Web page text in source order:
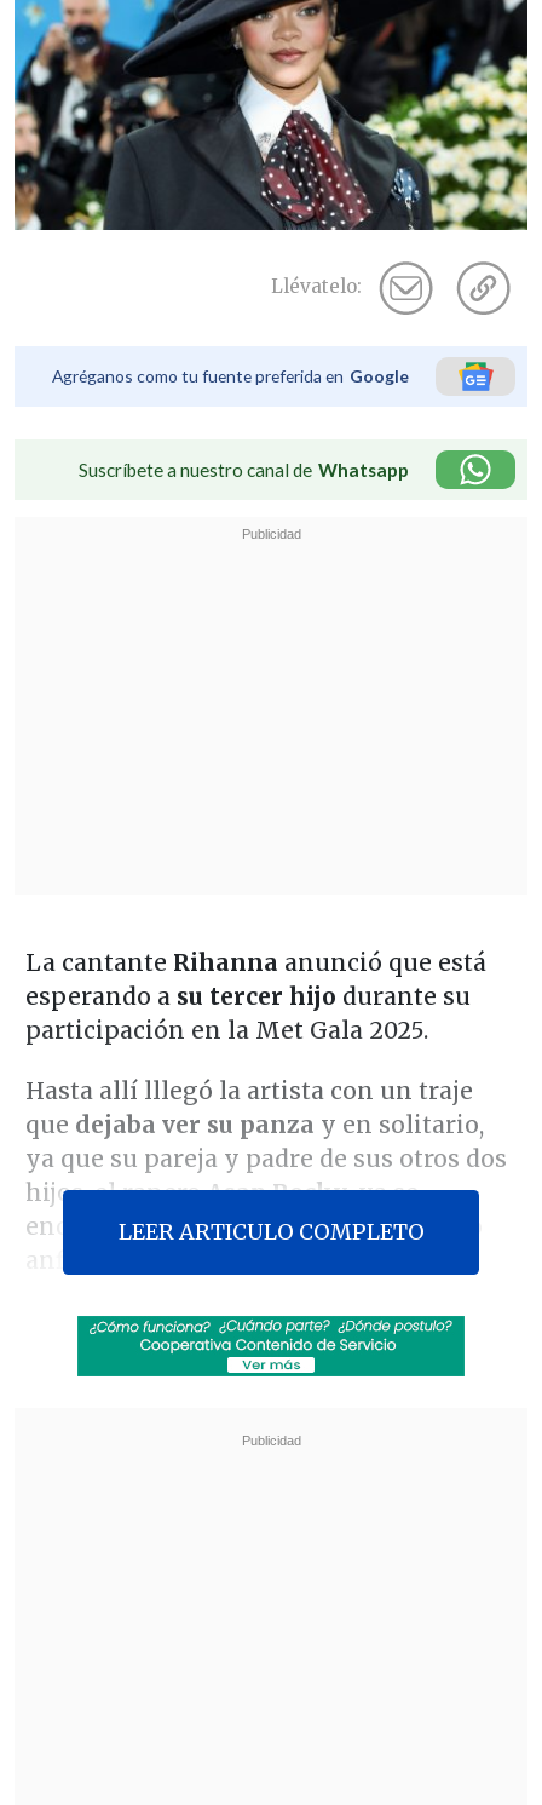
Llévatelo:
Agréganos como tu fuente preferida en Google
Suscríbete a nuestro canal de Whatsapp
La cantante Rihanna anunció que está
esperando a su tercer hijo durante su
participación en la Met Gala 2025.
Hasta allí lllegó la artista con un traje
que dejaba ver su panza y en solitario,
ya que su pareja y padre de sus otros dos
hijos, el raperoAsap Rocky, ya se
encontraba en el lugar oficiando como
anfitrión.
Revisa también
Sinaka tras su gira por Europa: "A veces los
LEER ARTICULO COMPLETO